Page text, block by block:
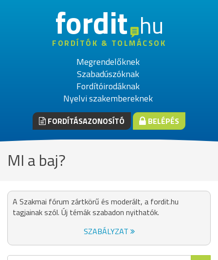
fordithu
FORDÍTÓK & TOLMÁCSOK
Megrendelőknek
Szabadúszóknak
Fordítóirodáknak
Nyelvi szakembereknek
FORDÍTÁSAZONOSÍTÓ BELÉPÉS
MI a baj?
A Szakmai fórum zártkörű és moderált, a fordit.hu
tagjainak szól. Új témák szabadon nyithatók.
SZABÁLYZAT